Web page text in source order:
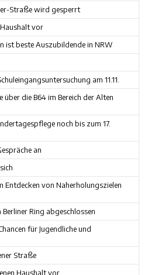
Straße wird gesperrt
vor
ist beste Auszubildende in NRW
am 11.11.
über die B64 im Bereich der Alten
noch bis zum 17.
an
Entdecken von Naherholungszielen
Ring abgeschlossen
für Jugendliche und
Straße
Haushalt vor